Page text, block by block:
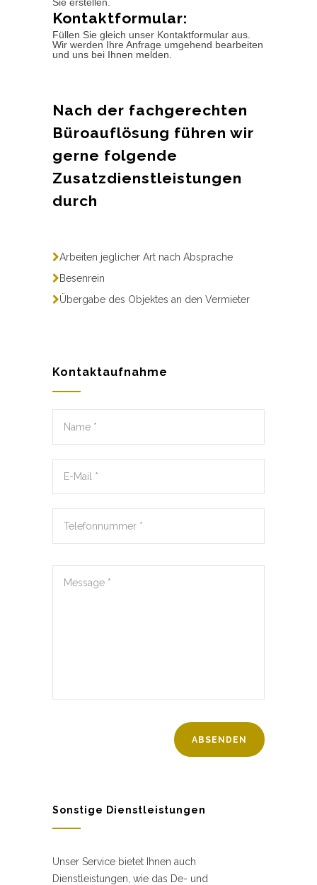
Kontaktformular:
Füllen Sie gleich unser Kontaktformular aus.
Wir werden Ihre Anfrage umgehend bearbeiten
und uns bei Ihnen melden.
Nach der fachgerechten
Büroauflösung führen wir
gerne folgende
Zusatzdienstleistungen
durch
Arbeiten jeglicher Art nach Absprache
Besenrein
Übergabe des Objektes an den Vermieter
Kontaktaufnahme
Sonstige Dienstleistungen
Unser Service bietet Ihnen auch
Dienstleistungen, wie das De- und